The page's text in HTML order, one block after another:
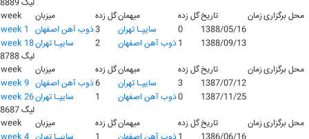
لیگ 8889
week
میزبان گل زدهمیهمان گل زدهتاریخ زمانمحل برگزاری
week 1 ذوب آهن اصفهان3 سايپـا تهران 0
1388/05/16
week 18سايپـا تهران 2 ذوب آهن اصفهان1
1388/09/13
لیگ 8788
week
میزبان گل زدهمیهمان گل زدهتاریخ زمانمحل برگزاری
week 9 ذوب آهن اصفهان6 سايپـا تهران 3
1387/07/12
week 26سايپـا تهران 1 ذوب آهن اصفهان0
1387/11/25
لیگ 8687
week
میزبان گل زدهمیهمان گل زدهتاریخ زمانمحل برگزاری